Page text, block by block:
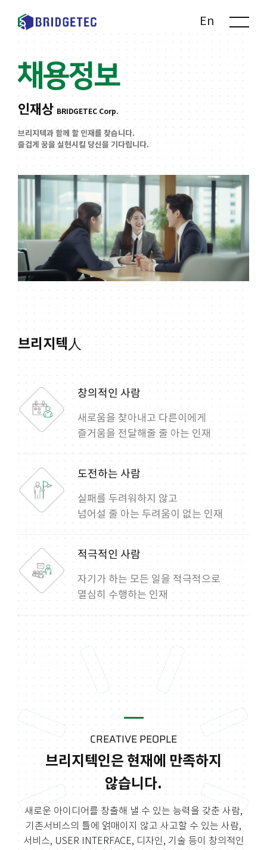
En
채용정보
인재상 BRIDGETEC Corp.
브리지텍과 함께 할 인재를 찾습니다.
즐겁게 꿈을 실현시킬 당신을 기다립니다.
브리지텍人
창의적인 사람
새로움을 찾아내고 다른이에게
즐거움을 전달해줄 줄 아는 인재
도전하는 사람
실패를 두려워하지 않고
넘어설 줄 아는 두려움이 없는 인재
적극적인 사람
자기가 하는 모든 일을 적극적으로
열심히 수행하는 인재
CREATIVE PEOPLE
브리지텍인은 현재에 만족하지
않습니다.
새로운 아이디어를 창출해 낼 수 있는 능력을 갖춘 사람,
기존서비스의 틀에 얽매이지 않고 사고할 수 있는 사람,
서비스, USER INTERFACE, 디자인, 기술 등이 창의적인